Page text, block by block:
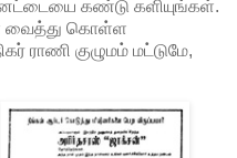
கண்டு களியுங்கள்.
வைத்து கொள்ள
ராணி குழுமம் மட்டுமே,